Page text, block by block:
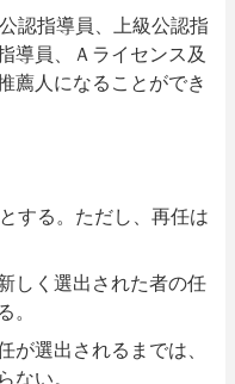
認指導員、上級公認指
導員、Ａライセンス及
薦人になることができ
する。ただし、再任は
しく選出された者の任
。
選出されるまでは、
ない。